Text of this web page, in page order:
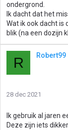
ondergrond.
Ik dacht dat het
Wat ik ook dacht is
blik (na een dozijn
R Robert99
28 dec 2021
Ik gebruik al jaren
Deze zijn iets